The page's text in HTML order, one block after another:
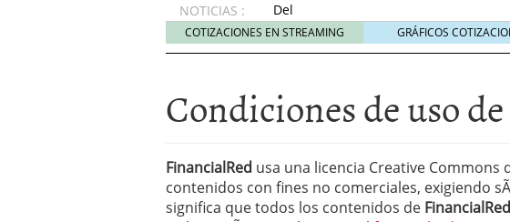
NOTICIAS :
Del
depósito
a la
está
cambiando
del
ahorro
en
COTIZACIONES EN STREAMING GRÁFICOS
Condiciones de uso
FinancialRed usa una licencia Creative Commons
contenidos con fines no comerciales, exigiendo
significa que todos los contenidos de FinancialRed